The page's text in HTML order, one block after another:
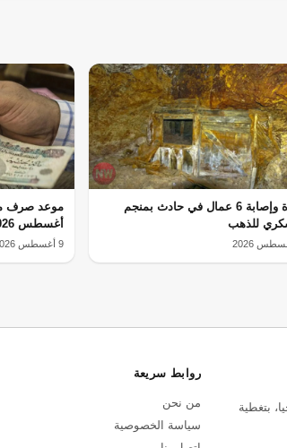
وفاة وإصابة 6 عمال في حادث بمنجم
للذهب
موعد صرف
أغسطس 2026
9 أغسطس 2026
بتغطية
روابط سريعة
من نحن
سياسة الخصوصية